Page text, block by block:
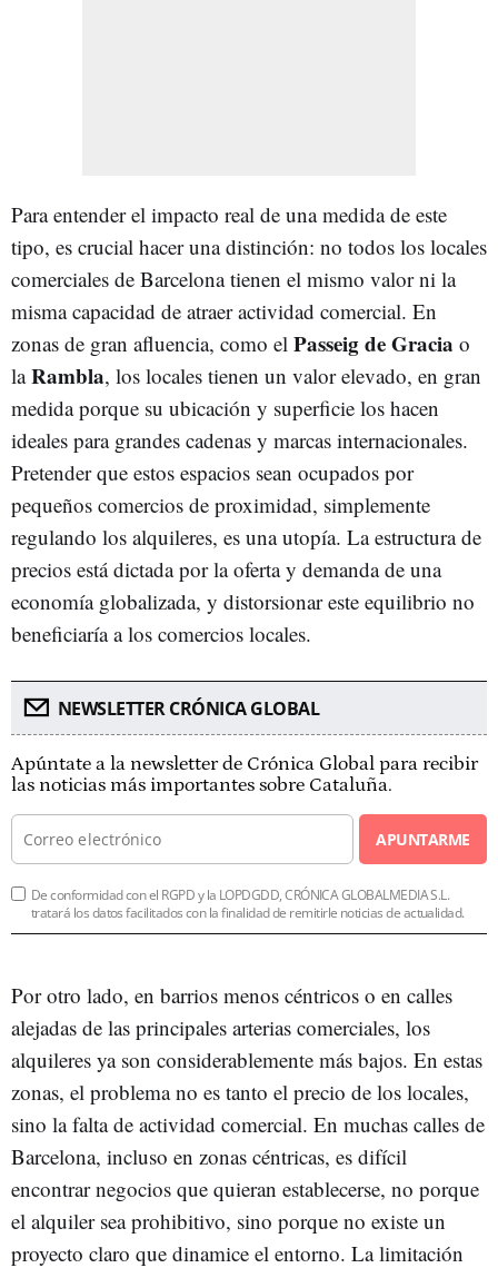
Para entender el impacto real de una medida de este
tipo, es crucial hacer una distinción: no todos los locales
comerciales de Barcelona tienen el mismo valor ni la
misma capacidad de atraer actividad comercial. En
zonas de gran afluencia, como el Passeig de Gracia o
laRambla, los locales tienen un valor elevado, en gran
medida porque su ubicación y superficie los hacen
ideales para grandes cadenas y marcas internacionales.
Pretender que estos espacios sean ocupados por
pequeños comercios de proximidad, simplemente
regulando los alquileres, es una utopía. La estructura de
precios está dictada por la oferta y demanda de una
economía globalizada, y distorsionar este equilibrio no
beneficiaría a los comercios locales.
NEWSLETTER CRÓNICA GLOBAL
Apúntate a la newsletter de Crónica Global para recibir
las noticias más importantes sobre Cataluña.
APUNTARME
De conformidad con el RGPD y la LOPDGDD, CRÓNICA GLOBALMEDIA S.L.
tratará los datos facilitados con la finalidad de remitirle noticias de actualidad.
Por otro lado, en barrios menos céntricos o en calles
alejadas de las principales arterias comerciales, los
alquileres ya son considerablemente más bajos. En estas
zonas, el problema no es tanto el precio de los locales,
sino la falta de actividad comercial. En muchas calles de
Barcelona, incluso en zonas céntricas, es difícil
encontrar negocios que quieran establecerse, no porque
el alquiler sea prohibitivo, sino porque no existe un
proyecto claro que dinamice el entorno. La limitación